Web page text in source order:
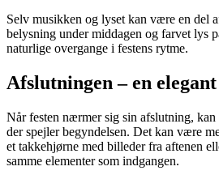
Selv musikken og lyset kan være en del
belysning under middagen og farvet lys
naturlige overgange i festens rytme.
Afslutningen – en
Når festen nærmer sig sin afslutning, kan
der spejler begyndelsen. Det kan være
et takkehjørne med billeder fra aftenen
samme elementer som indgangen.